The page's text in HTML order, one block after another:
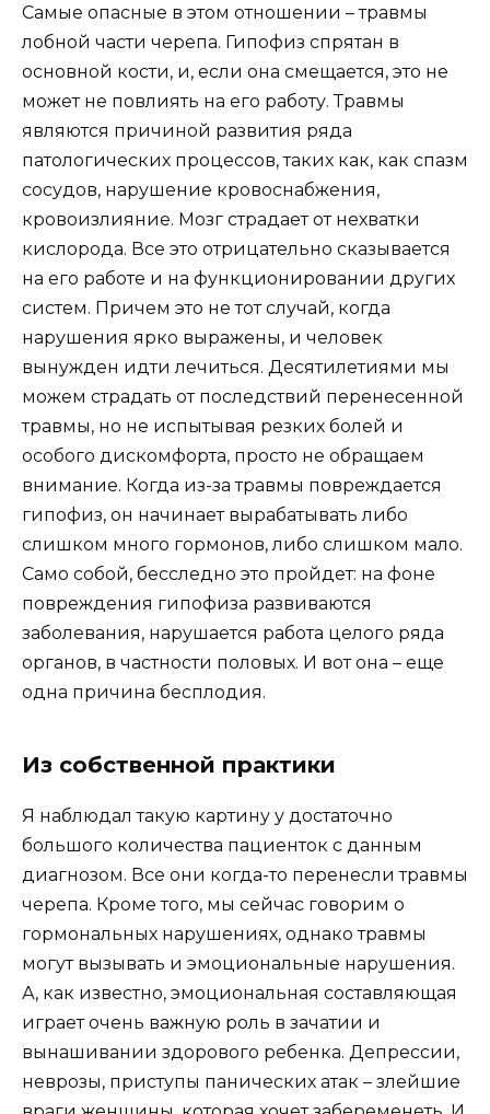
Самые опасные в этом отношении – травмы
лобной части черепа. Гипофиз спрятан в
основной кости, и, если она смещается, это не
может не повлиять на его работу. Травмы
являются причиной развития ряда
патологических процессов, таких как, как спазм
сосудов, нарушение кровоснабжения,
кровоизлияние. Мозг страдает от нехватки
кислорода. Все это отрицательно сказывается
на его работе и на функционировании других
систем. Причем это не тот случай, когда
нарушения ярко выражены, и человек
вынужден идти лечиться. Десятилетиями мы
можем страдать от последствий перенесенной
травмы, но не испытывая резких болей и
особого дискомфорта, просто не обращаем
внимание. Когда из-за травмы повреждается
гипофиз, он начинает вырабатывать либо
слишком много гормонов, либо слишком мало.
Само собой, бесследно это пройдет: на фоне
повреждения гипофиза развиваются
заболевания, нарушается работа целого ряда
органов, в частности половых. И вот она – еще
одна причина бесплодия.
Из собственной практики
Я наблюдал такую картину у достаточно
большого количества пациенток с данным
диагнозом. Все они когда-то перенесли травмы
черепа. Кроме того, мы сейчас говорим о
гормональных нарушениях, однако травмы
могут вызывать и эмоциональные нарушения.
А, как известно, эмоциональная составляющая
играет очень важную роль в зачатии и
вынашивании здорового ребенка. Депрессии,
неврозы, приступы панических атак – злейшие